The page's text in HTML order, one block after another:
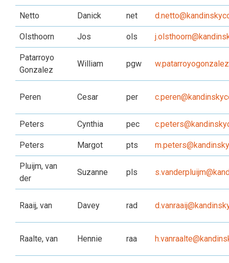
Netto Danick net
Olsthoorn Jos ols
Patarroyo
Gonzalez
William pgw
Peren Cesar per
Peters Cynthia pec
Peters Margot pts
Pluijm, van
der
Suzanne pls
Raaij, van Davey rad
Raalte, van Hennie raa